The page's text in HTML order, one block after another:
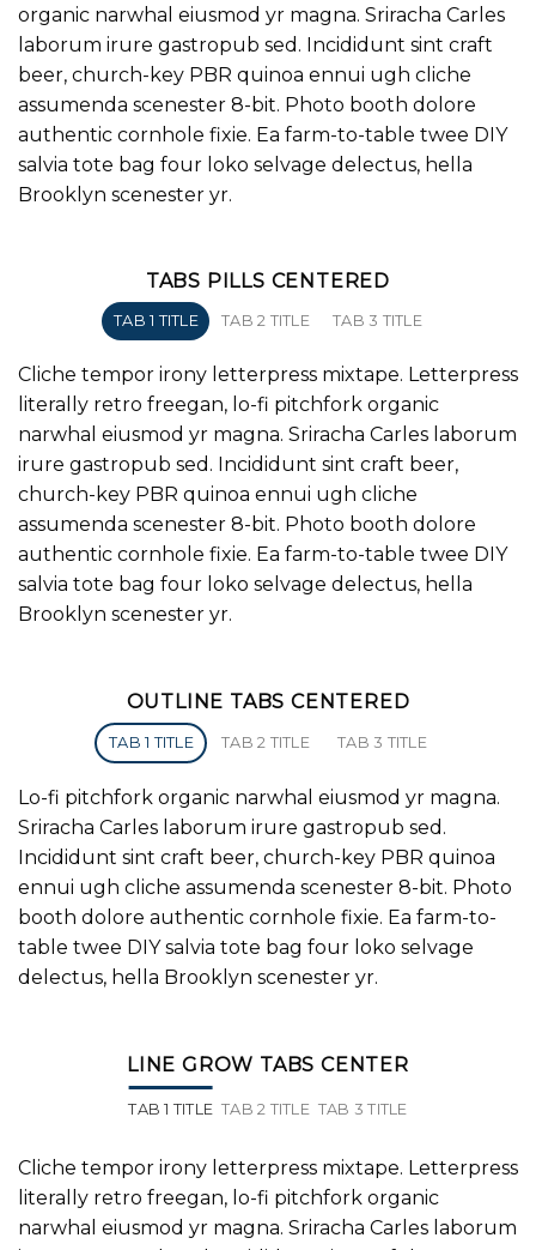
organic narwhal eiusmod yr magna. Sriracha Carles
laborum irure gastropub sed. Incididunt sint craft
beer, church-key PBR quinoa ennui ugh cliche
assumenda scenester 8-bit. Photo booth dolore
authentic cornhole fixie. Ea farm-to-table twee DIY
salvia tote bag four loko selvage delectus, hella
Brooklyn scenester yr.
TABS PILLS CENTERED
TAB 1 TITLE TAB 2 TITLE TAB 3 TITLE
Cliche tempor irony letterpress mixtape. Letterpress
literally retro freegan, lo-fi pitchfork organic
narwhal eiusmod yr magna. Sriracha Carles laborum
irure gastropub sed. Incididunt sint craft beer,
church-key PBR quinoa ennui ugh cliche
assumenda scenester 8-bit. Photo booth dolore
authentic cornhole fixie. Ea farm-to-table twee DIY
salvia tote bag four loko selvage delectus, hella
Brooklyn scenester yr.
OUTLINE TABS CENTERED
TAB 1 TITLE TAB 2 TITLE TAB 3 TITLE
Lo-fi pitchfork organic narwhal eiusmod yr magna.
Sriracha Carles laborum irure gastropub sed.
Incididunt sint craft beer, church-key PBR quinoa
ennui ugh cliche assumenda scenester 8-bit. Photo
booth dolore authentic cornhole fixie. Ea farm-to-
table twee DIY salvia tote bag four loko selvage
delectus, hella Brooklyn scenester yr.
LINE GROW TABS CENTER
TAB 1 TITLE TAB 2 TITLE TAB 3 TITLE
Cliche tempor irony letterpress mixtape. Letterpress
literally retro freegan, lo-fi pitchfork organic
narwhal eiusmod yr magna. Sriracha Carles laborum